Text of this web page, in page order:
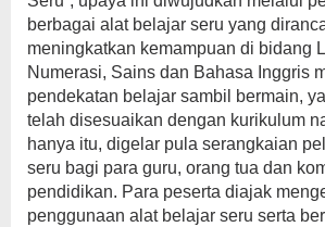
berbagai alat belajar seru yang
meningkatkan kemampuan di bidang
Numerasi, Sains dan Bahasa Inggris
pendekatan belajar sambil bermain,
telah disesuaikan dengan kurikulum
hanya itu, digelar pula serangkaian
seru bagi para guru, orang tua dan
pendidikan. Para peserta diajak
penggunaan alat belajar seru serta